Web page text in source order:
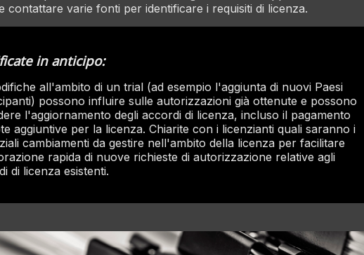
contattare varie fonti per identificare i requisiti di licenza.
in anticipo:
all'ambito di un trial (ad esempio l'aggiunta di nuovi Paesi
possono influire sulle autorizzazioni già ottenute e possono
l'aggiornamento degli accordi di licenza, incluso il pagamento
aggiuntive per la licenza. Chiarite con i licenzianti quali saranno i
cambiamenti da gestire nell'ambito della licenza per facilitare
rapida di nuove richieste di autorizzazione relative agli
di licenza esistenti.